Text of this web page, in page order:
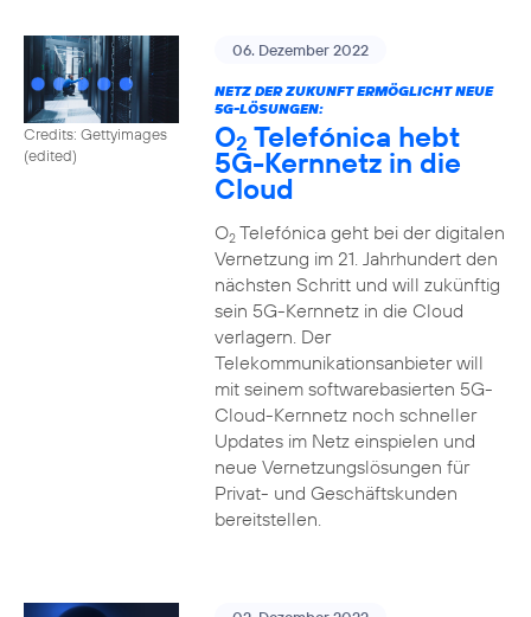
Credits: Gettyimages
(edited)
06. Dezember 2022
NETZ DER ZUKUNFT ERMÖGLICHT NEUE
5G-LÖSUNGEN:
O2 Telefónica hebt
5G-Kernnetz in die
Cloud
O2Telefónica geht bei der digitalen
Vernetzung im 21. Jahrhundert den
nächsten Schritt und will zukünftig
sein 5G-Kernnetz in die Cloud
verlagern. Der
Telekommunikationsanbieter will
mit seinem softwarebasierten 5G-
Cloud-Kernnetz noch schneller
Updates im Netz einspielen und
neue Vernetzungslösungen für
Privat- und Geschäftskunden
bereitstellen.